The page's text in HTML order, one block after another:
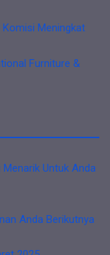
Meningkat
Furniture &
Untuk Anda
Anda Berikutnya